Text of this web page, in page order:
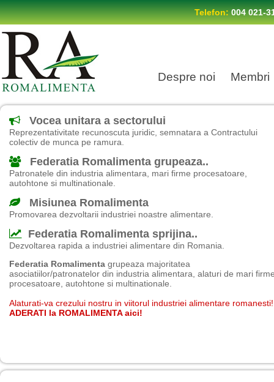
Telefon:004 021-
Despre noi Membri
Vocea unitara a sectorului
Reprezentativitate recunoscuta juridic, semnatara a Contractului
colectiv de munca pe ramura.
Federatia Romalimenta grupeaza..
Patronatele din industria alimentara, mari firme procesatoare,
autohtone si multinationale.
Misiunea Romalimenta
Promovarea dezvoltarii industriei noastre alimentare.
Federatia Romalimenta sprijina..
Dezvoltarea rapida a industriei alimentare din Romania.
Federatia Romalimenta grupeaza majoritatea
asociatiilor/patronatelor din industria alimentara, alaturi de mari
procesatoare, autohtone si multinationale.
Alaturati-va crezului nostru in viitorul industriei alimentare romanesti!
ADERATI la ROMALIMENTA aici!